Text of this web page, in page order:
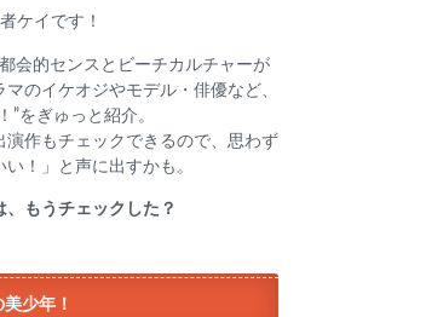
ケイです！
会的センスとビーチカルチャーが
のイケオジやモデル・俳優など、
”をぎゅっと紹介。
演作もチェックできるので、思わず
い！」と声に出すかも。
もうチェックした？
少年！